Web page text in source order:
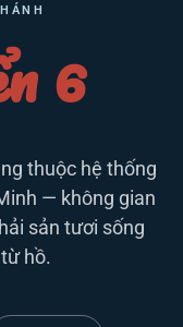
6
thuộc hệ thống
— không gian
sản tươi sống
hồ.